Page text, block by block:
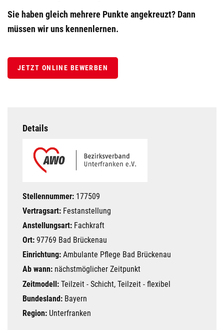
Details
Stellennummer: 177509
Vertragsart: Festanstellung
Anstellungsart: Fachkraft
Ort: 97769 Bad Brückenau
Einrichtung: Ambulante Pflege Bad Brückenau
Ab wann: nächstmöglicher Zeitpunkt
Zeitmodell: Teilzeit - Schicht, Teilzeit - flexibel
Bundesland: Bayern
Region: Unterfranken
Sie haben gleich mehrere Punkte angekreuzt? Dann
müssen wir uns kennenlernen.
JETZT ONLINE BEWERBEN